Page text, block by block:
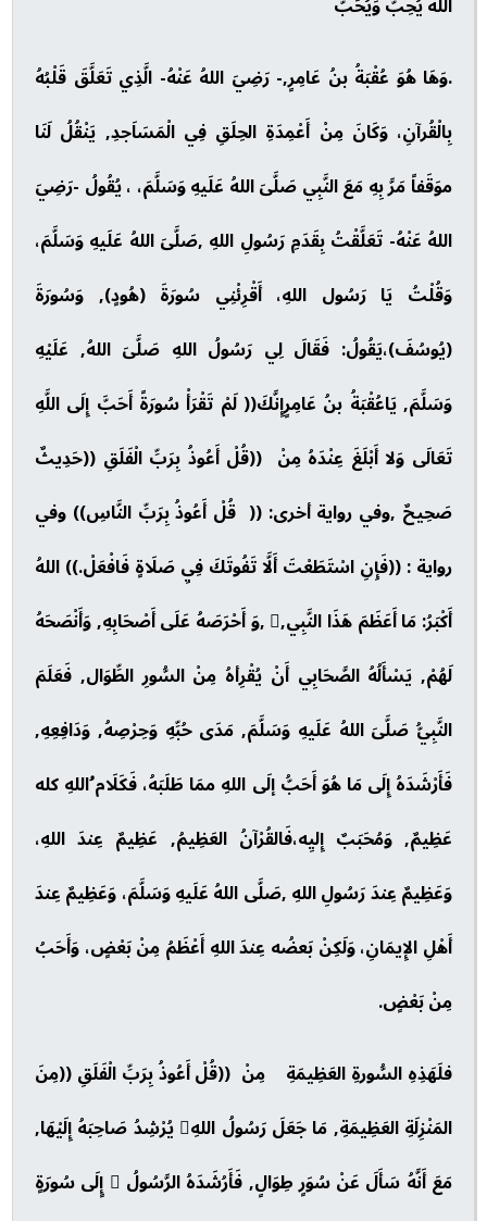
.وَهَا هُوَ عُقْبَةُ بنُ عَامِرٍ,- رَضِيَ اللهُ عَنْهُ- الَّذِي تَعَلَّقَ قَلْبُهُ
بِالْقُرآنِ، وَكَانَ مِنْ أَعْمِدَةِ الحِلَقِ فِي الْمَسَاَجدِ, يَنْقُلُ لَنَا
موَقَفاً مَرَّ بِهِ مَعَ النَّبِي صَلَّىَ اللهُ عَلَيهِ وَسَلَّمَ، ، يُقُولُ -رَضِيَ
اللهُ عَنْهُ- تَعَلَّقْتُ بِقَدَمِ رَسُولِ اللهِ ,صَلَّىَ اللهُ عَلَيهِ وَسَلَّمَ،
وَقُلْتُ يَا رَسُول اللهِ، أَقْرِئْنِي سُورَةَ (هُودٍ), وَسُورَةَ
(يُوسُفَ)،يَقُولُ: فَقَالَ لِي رَسُولُ اللهِ صَلَّىَ اللهُ, عَلَيْهِ
وَسَلَّمَ, يَاعُقْبَةُ بنُ عَامِرٍإِنَّكَ(( لَمْ تَقْرَأْ سُورَةً أَحَبَّ إِلَى اللَّهِ
تَعَالَى وَلا أَبْلَغَ عِنْدَهُ مِنْ ((قُلْ أَعُوذُ بِرَبِّ الْفَلَقِ ((حَدِيثٌ
صَحِيحٌ ,وفي رواية أخرى: (( قُلْ أَعُوذُ بِرَبِّ النَّاسِ)) وفي
رواية : ((فَإِنِ اسْتَطَعْتَ أَلَّا تَفُوتَكَ فِيِ صَلَاةٍ فَافْعَلْ.)) اللهُ
أَكْبَرُ: مَا أَعَظَمَ هَذَا النَّبِي, ,وَ أَحْرَصَهُ عَلَى أَصْحَابِهِ, وَأَنْصَحَهُ
لَهُمْ, يَسْأَلُهُ الصَّحَابِي أَنْ يُقْرِأهُ مِنْ السُّورِ الطِّوَال, فَعَلَمَ
النَّبِيُّ صَلَّىَ اللهُ عَلَيهِ وَسَلَّمَ, مَدَى حُبِّهِ وَحِرْصِهُ, وَدَافِعِهِ,
فَأَرْشَدَهُ إِلَى مَا هُوَ أَحَبُّ إلَى اللهِ ممَا طَلَبَهُ، فَكَلَام ُاللهِ كله
عَظِيمٌ, وَمُحَبَبٌ إِليِه،فَالقُرْآنُ العَظِيمُ, عَظِيمٌ عِندَ اللهِ،
وَعَظِيمٌ عِندَ رَسُولِ اللهِ ,صَلَّى اللهُ عَلَيهِ وَسَلَّمَ، وَعَظِيمٌ عِندَ
أَهْلِ الإِيمَانِ، وَلَكِنْ بَعضُه عِندَ اللهِ أَعْظَمُ مِنْ بَعْضٍ، وَأَحَبُ
مِنْ بَعْضٍ.
فلَهَذِهِ السُّورةِ العَظِيمَةِ مِنْ ((قُلْ أَعُوذُ بِرَبِّ الْفَلَقِ ((مِنَ
المَنْزِلَةِ العَظِيمَةِ, مَا جَعَلَ رَسُولُ اللهِ يُرْشِدُ صَاحِبَهُ إِلَيْهَا,
مَعَ أَنَّهُ سَأَلَ عَنْ سُوَرٍ طِوَالٍ, فَأَرُشَدَهُ الرَّسُولُ  إٍلَى سُورَةٍ